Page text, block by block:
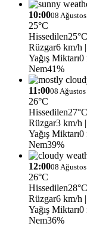
10:0008
25°C
Hissedilen25°C
Rüzgar6 km/h
Yağış Miktarı0
Nem41%
11:0008
26°C
Hissedilen27°C
Rüzgar3 km/h
Yağış Miktarı0
Nem39%
12:0008
26°C
Hissedilen28°C
Rüzgar6 km/h
Yağış Miktarı0
Nem36%